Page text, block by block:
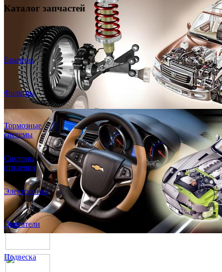
Каталог запчастей
Бамперы
Фильтры
Тормозные
системы
Системы
отпления
Электроника
Двигатели
Подвеска